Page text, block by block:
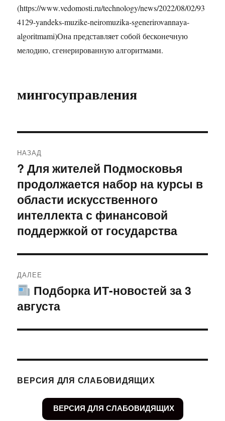
(https://www.vedomosti.ru/technology/news/2022/08/02/93
4129-yandeks-muzike-neiromuzika-sgenerirovannaya-
algoritmami)Она представляет собой бесконечную
мелодию, сгенерированную алгоритмами.
мингосуправления
по
записям
НАЗАД
Предыдущая
запись:
? Для жителей Подмосковья
продолжается набор на курсы в
области искусственного
интеллекта с финансовой
поддержкой от государства
ДАЛЕЕ
Следующая
запись:
Подборка ИТ-новостей за 3
августа
ВЕРСИЯ ДЛЯ СЛАБОВИДЯЩИХ
ВЕРСИЯ ДЛЯ СЛАБОВИДЯЩИХ